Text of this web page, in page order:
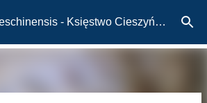
do głównej zawartości Principatus Teschinensis - Księstwo Cieszyńskie